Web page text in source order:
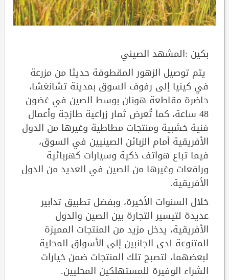
بكين :المشهد الصيني
يتم توصيل الزهور المقطوفة حديثا من مزرعة
في كينيا إلى رفوف السوق بمدينة تشانغشا،
حاضرة مقاطعة هونان بوسط الصين في غضون
48 ساعة، كما تُعرض ثمار زراعية طازجة وأعمال
فنية خشبية ومنتجات مطاطية وغيرها من الدول
الأفريقية أمام الزبائن الصينيين في السوق،
فيما تباع هواتف ذكية وسيارات كهربائية
ورافعات وغيرها من الصين في العديد من الدول
الأفريقية.
خلال السنوات الأخيرة، وبفضل تطبيق تدابير
عديدة لتيسير التجارة بين الصين والدول
الأفريقية، يدخل مزيد من المنتجات المميزة
المتنوعة لدى الجانبين إلى الأسواق المحلية
لبعضهما، لتصبح تلك المنتجات ضمن خيارات
الشراء الوفيرة للمستهلكين المحليين.